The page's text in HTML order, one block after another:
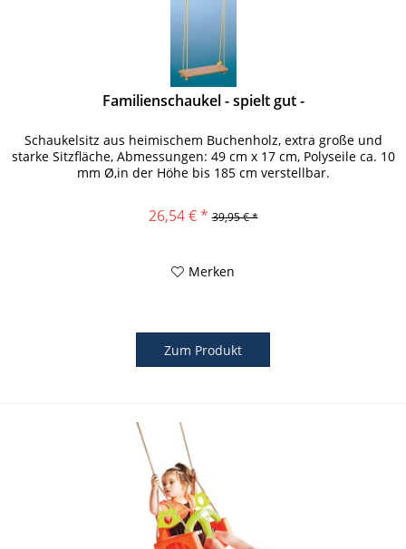
Familienschaukel - spielt gut -
Schaukelsitz aus heimischem Buchenholz, extra große und
starke Sitzfläche, Abmessungen: 49 cm x 17 cm, Polyseile ca. 10
mm Ø,in der Höhe bis 185 cm verstellbar.
26,54 € * 39,95 € *
Merken
Zum Produkt